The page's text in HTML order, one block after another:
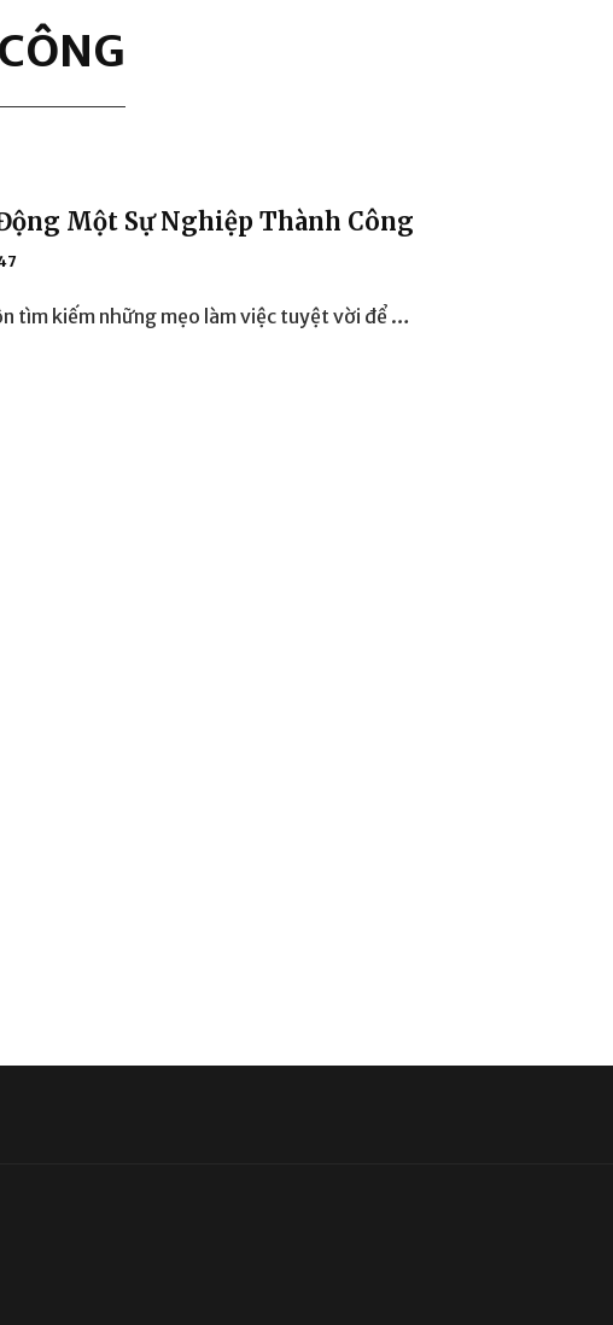
Một Sự Nghiệp Thành Công
tìm kiếm những mẹo làm việc tuyệt vời để …